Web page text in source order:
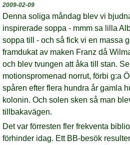
2009-02-09
Denna soliga måndag blev vi
inspirerade soppa - mmm sa lilla
soppa till - och så fick vi en massa
framdukat av maken Franz då
och blev tvungen att åka till stan.
motionspromenad norrut, förbi g:a
spåren efter flera hundra år gamla
kolonin. Och solen sken så man
tillbakavägen.
Det var förresten fler frekventa
förhinder idag. Ett BB-besök